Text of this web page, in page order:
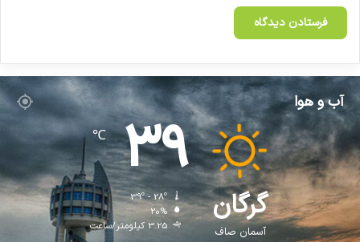
آب و هوا
گرگان
آسمان صاف
39
℃
39º - 28º
20%
3.25 کیلومتر/ساعت